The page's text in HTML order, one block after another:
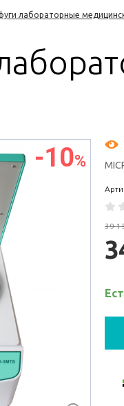
лабораторные
-10%
39